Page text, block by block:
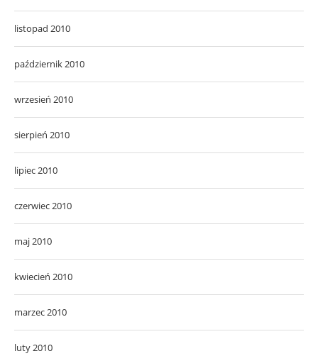
listopad 2010
październik 2010
wrzesień 2010
sierpień 2010
lipiec 2010
czerwiec 2010
maj 2010
kwiecień 2010
marzec 2010
luty 2010